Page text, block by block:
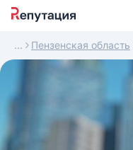
Пензенская область